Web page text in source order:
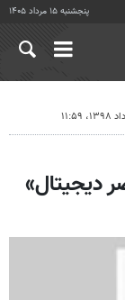
پنجشنبه ۱۵ مرداد ۱۴۰۵
دیجیتال»